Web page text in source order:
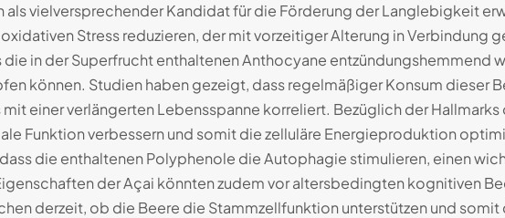
als vielversprechender Kandidat für die Förderung der Langlebigkeit
Stress reduzieren, der mit vorzeitiger Alterung in Verbindung
die in der Superfrucht enthaltenen Anthocyane entzündungshemmend
können. Studien haben gezeigt, dass regelmäßiger Konsum dieser
mit einer verlängerten Lebensspanne korreliert. Bezüglich der
Funktion verbessern und somit die zelluläre Energieproduktion
die enthaltenen Polyphenole die Autophagie stimulieren, einen
der Açai könnten zudem vor altersbedingten kognitiven
derzeit, ob die Beere die Stammzellfunktion unterstützen und